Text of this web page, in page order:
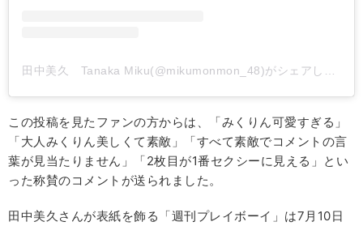
この投稿を見たファンの方からは、「みくりん可愛すぎる」
「大人みくりん美しくて素敵」「すべて素敵でコメントの言
葉が見当たりません」「2枚目が1番セクシーに見える」とい
った称賛のコメントが送られました。
田中美久さんが表紙を飾る「週刊プレイボーイ」は7月10日